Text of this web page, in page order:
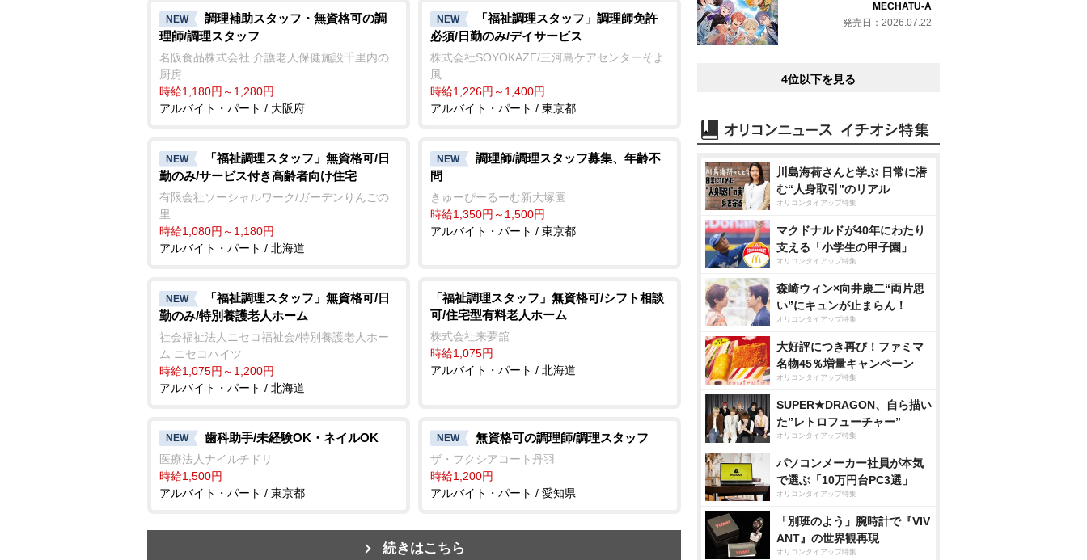
NEW
調理補助スタッフ・無資格可の調
理師/調理スタッフ
名阪食品株式会社 介護老人保健施設千里内の
厨房
時給1,180円～1,280円
アルバイト・パート / 大阪府
NEW
「福祉調理スタッフ」調理師免許
必須/日勤のみ/デイサービス
株式会社SOYOKAZE/三河島ケアセンターそよ
風
時給1,226円～1,400円
アルバイト・パート / 東京都
NEW
「福祉調理スタッフ」無資格可/日
勤のみ/サービス付き高齢者向け住宅
有限会社ソーシャルワーク/ガーデンりんごの
里
時給1,080円～1,180円
アルバイト・パート / 北海道
NEW
調理師/調理スタッフ募集、年齢不
問
きゅーぴーるーむ新大塚園
時給1,350円～1,500円
アルバイト・パート / 東京都
NEW
「福祉調理スタッフ」無資格可/日
勤のみ/特別養護老人ホーム
社会福祉法人ニセコ福祉会/特別養護老人ホー
ム ニセコハイツ
時給1,075円～1,200円
アルバイト・パート / 北海道
「福祉調理スタッフ」無資格可/シフト相談
可/住宅型有料老人ホーム
株式会社来夢舘
時給1,075円
アルバイト・パート / 北海道
NEW 歯科助手/未経験OK・ネイルOK
医療法人ナイルチドリ
時給1,500円
アルバイト・パート / 東京都
NEW 無資格可の調理師/調理スタッフ
ザ・フクシアコート丹羽
時給1,200円
アルバイト・パート / 愛知県
続きはこちら
MECHATU-A
発売日：2026.07.22
4位以下を見る
川島海荷さんと学ぶ 日常に潜
む“人身取引”のリアル
オリコンタイアップ特集
マクドナルドが40年にわたり
支える「小学生の甲子園」
オリコンタイアップ特集
森崎ウィン×向井康二“両片思
い”にキュンが止まらん！
オリコンタイアップ特集
大好評につき再び！ファミマ
名物45％増量キャンペーン
オリコンタイアップ特集
SUPER★DRAGON、自ら描い
た”レトロフューチャー”
オリコンタイアップ特集
パソコンメーカー社員が本気
で選ぶ「10万円台PC3選」
オリコンタイアップ特集
「別班のよう」腕時計で『VIV
ANT』の世界観再現
オリコンタイアップ特集